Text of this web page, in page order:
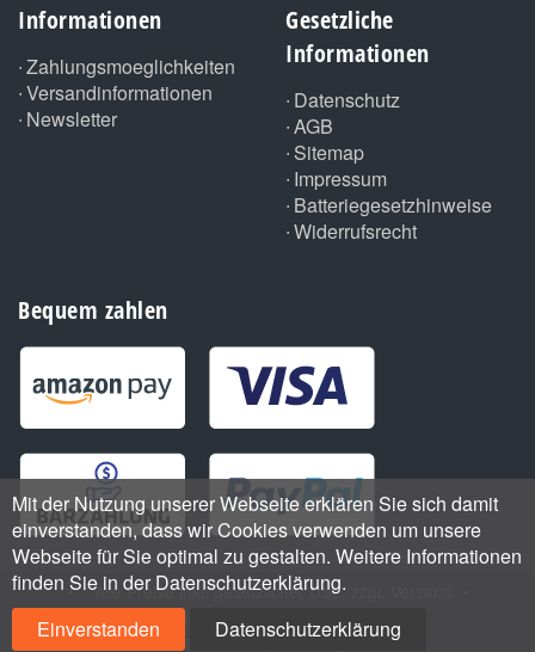
Informationen
Zahlungsmoeglichkeiten
Versandinformationen
Newsletter
Gesetzliche
Informationen
Datenschutz
AGB
Sitemap
Impressum
Batteriegesetzhinweise
Widerrufsrecht
Bequem zahlen
•*Alle Preise inkl. gesetzlicher USt., zzgl.
Handmade with
by ThemeArt
Powered byJTL-Shop
Mit der Nutzung unserer Webseite erklären Sie sich damit
einverstanden, dass wir Cookies verwenden um unsere
Webseite für Sie optimal zu gestalten. Weitere Informationen
finden Sie in der Datenschutzerklärung.
Einverstanden
Datenschutzerklärung